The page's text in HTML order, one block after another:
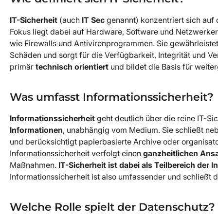
IT-Sicherheit (auch IT Sec genannt) konzentriert sich auf
Fokus liegt dabei auf Hardware, Software und
wie Firewalls und Antivirenprogrammen. Sie
Schäden und sorgt für die Verfügbarkeit, Integrität und
primär technisch orientiert und bildet die Basis für
Was umfasst Informationssicherheit?
Informationssicherheit geht deutlich über die reine IT-
Informationen, unabhängig vom Medium. Sie schließt
und berücksichtigt papierbasierte Archive oder
Informationssicherheit verfolgt einen ganzheitlichen
Maßnahmen. IT-Sicherheit ist dabei als Teilbereich der
Informationssicherheit ist also umfassender und schließt
Welche Rolle spielt der Datenschutz?